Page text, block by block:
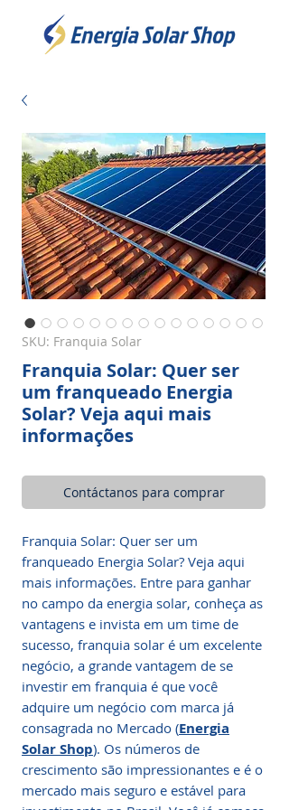
SKU: Franquia Solar
Franquia Solar: Quer ser
um franqueado Energia
Solar? Veja aqui mais
informações
Contáctanos para comprar
Franquia Solar: Quer ser um
franqueado Energia Solar? Veja aqui
mais informações. Entre para ganhar
no campo da energia solar, conheça as
vantagens e invista em um time de
sucesso, franquia solar é um excelente
negócio, a grande vantagem de se
investir em franquia é que você
adquire um negócio com marca já
consagrada no Mercado (Energia
Solar Shop). Os números de
crescimento são impressionantes e é o
mercado mais seguro e estável para